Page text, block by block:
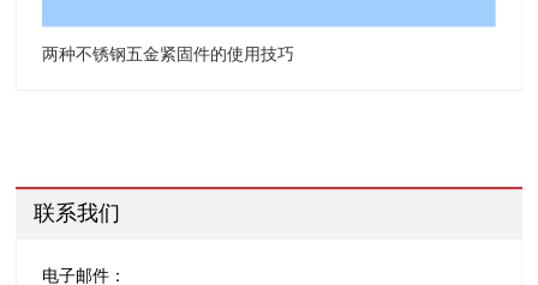
两种不锈钢五金紧固件的使用技巧
联系我们
电子邮件：